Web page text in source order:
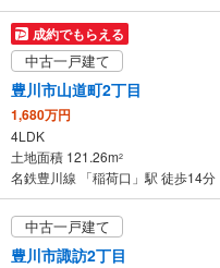
成約でもらえる
中古一戸建て
豊川市山道町2丁目
1,680万円
4LDK
土地面積 121.26m2
名鉄豊川線 「稲荷口」駅 徒歩14分
中古一戸建て
豊川市諏訪2丁目